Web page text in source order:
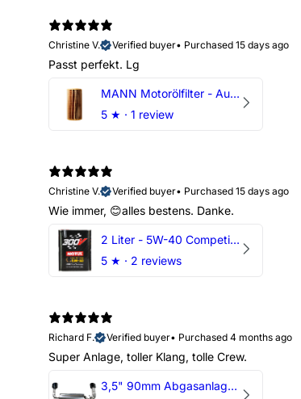
Christine V.
Verified buyer• Purchased 15 days ago
Passt perfekt. Lg
MANN Motorölfilter - Audi RS3 TTRS RSQ3 VZ5 - DAZ DNW
5 ★ · 1 review
Christine V.
Verified buyer• Purchased 15 days ago
Wie immer, 😊alles bestens. Danke.
2 Liter - 5W-40 Competition 300V Motul Motoröl
5 ★ · 2 reviews
Richard F.
Verified buyer• Purchased 4 months ago
Super Anlage, toller Klang, tolle Crew.
3,5" 90mm Abgasanlage AUDI RSQ3 DNWA 2.5 TFSI